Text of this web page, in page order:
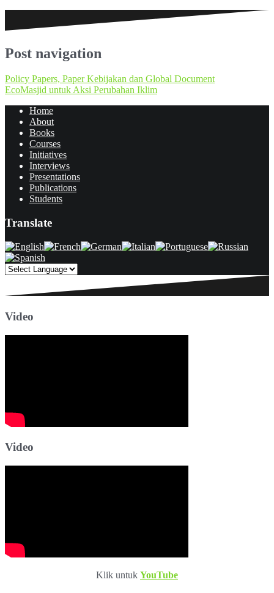
Post navigation
Policy Papers, Paper Kebijakan dan Global Document
EcoMasjid untuk Aksi Perubahan Iklim
Home
About
Books
Courses
Initiatives
Interviews
Presentations
Publications
Students
Translate
Video
Video
Klik untuk YouTube